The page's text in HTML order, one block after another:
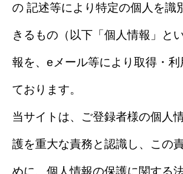
の 記述等により特定の個人を識
きるもの（以下「個人情報」と
報を、eメール等により取得・
ております。
当サイトは、ご登録者様の個人
護を重大な責務と認識し、この
めに、個人情報の保護に関する